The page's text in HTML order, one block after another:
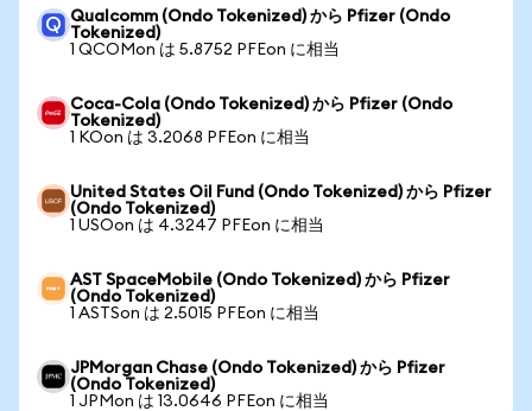
Qualcomm (Ondo Tokenized) から Pfizer (Ondo
Tokenized)
1 QCOMon は 5.8752 PFEon に相当
Coca-Cola (Ondo Tokenized) から Pfizer (Ondo
Tokenized)
1 KOon は 3.2068 PFEon に相当
United States Oil Fund (Ondo Tokenized) から Pfizer
(Ondo Tokenized)
1 USOon は 4.3247 PFEon に相当
AST SpaceMobile (Ondo Tokenized) から Pfizer
(Ondo Tokenized)
1 ASTSon は 2.5015 PFEon に相当
JPMorgan Chase (Ondo Tokenized) から Pfizer
(Ondo Tokenized)
1 JPMon は 13.0646 PFEon に相当